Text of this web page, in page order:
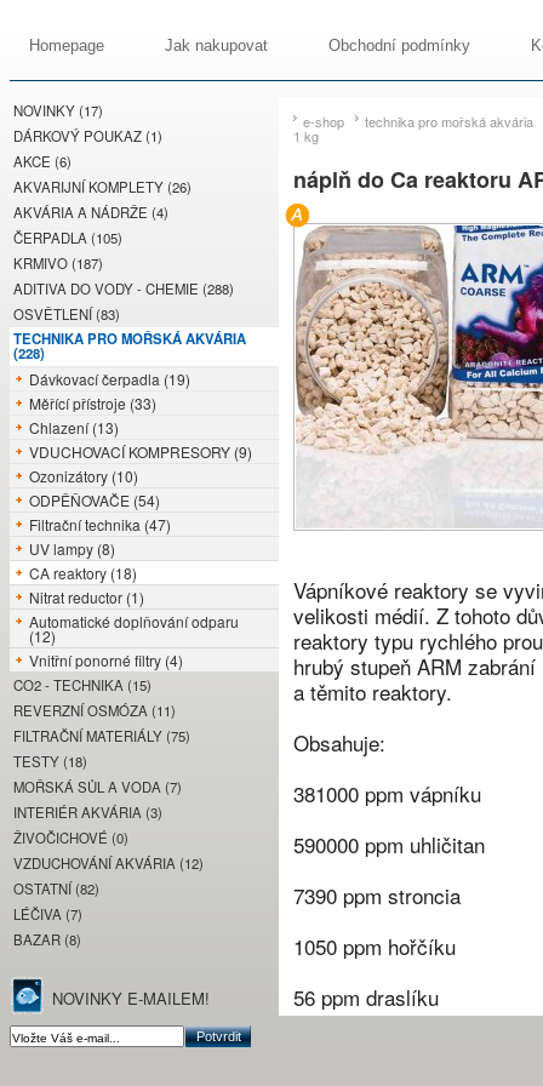
Homepage Jak nakupovat Obchodní podmínky
NOVINKY (17)
DÁRKOVÝ POUKAZ (1)
AKCE (6)
AKVARIJNÍ KOMPLETY (26)
AKVÁRIA A NÁDRŽE (4)
ČERPADLA (105)
KRMIVO (187)
ADITIVA DO VODY - CHEMIE (288)
OSVĚTLENÍ (83)
TECHNIKA PRO MOŘSKÁ AKVÁRIA
(228)
Dávkovací čerpadla (19)
Měřící přístroje (33)
Chlazení (13)
VDUCHOVACÍ KOMPRESORY (9)
Ozonizátory (10)
ODPĚŇOVAČE (54)
Filtrační technika (47)
UV lampy (8)
CA reaktory (18)
Nitrat reductor (1)
Automatické doplňování odparu
(12)
Vnitřní ponorné filtry (4)
CO2 - TECHNIKA (15)
REVERZNÍ OSMÓZA (11)
FILTRAČNÍ MATERIÁLY (75)
TESTY (18)
MOŘSKÁ SŮL A VODA (7)
INTERIÉR AKVÁRIA (3)
ŽIVOČICHOVÉ (0)
VZDUCHOVÁNÍ AKVÁRIA (12)
OSTATNÍ (82)
LÉČIVA (7)
BAZAR (8)
NOVINKY E-MAILEM!
e-shop technika pro mořská akvária
1 kg
náplň do Ca reaktoru
Vápníkové reaktory se
velikosti médií. Z tohoto
reaktory typu rychlého
hrubý stupeň ARM
a těmito reaktory.
Obsahuje:
381000 ppm vápníku
590000 ppm uhličitan
7390 ppm stroncia
1050 ppm hořčíku
56 ppm draslíku